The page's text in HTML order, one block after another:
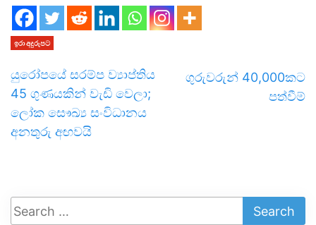
ඉරා අදුරුපට
යුරෝපයේ සරම්ප ව්‍යාප්තිය
45 ගුණයකින් වැඩි වෙලා;
ලෝක සෞඛ්‍ය සංවිධානය
අනතුරු අඟවයි
ගුරුවරුන් 40,000කට
පත්වීම්